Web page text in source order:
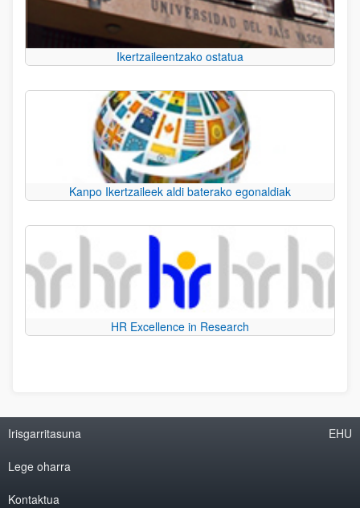
Ikertzaileentzako ostatua
Kanpo Ikertzaileek aldi baterako egonaldiak
HR Excellence in Research
Irisgarritasuna
Lege oharra
Kontaktua
EHU